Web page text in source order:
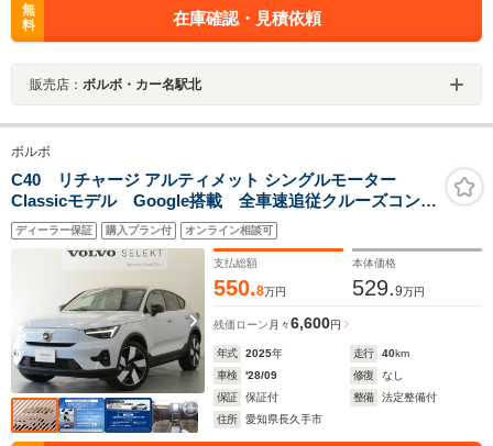
無
料
在庫確認・見積依頼
販売店： ボルボ・カー名駅北
ボルボ
C40 リチャージ アルティメット シングルモーター
Classicモデル Google搭載 全車速追従クルーズコント
ロール パイロットアシスト 360度ビューモニター
ディーラー保証 購入プラン付 オンライン相談可
支払総額
550.8万円
本体価格
529.9万円
残価ローン 月々6,600円
年式 2025年 走行 40km
車検
'28/09 修復
なし
保証
保証付 整備
法定整備付
住所
愛知県長久手市